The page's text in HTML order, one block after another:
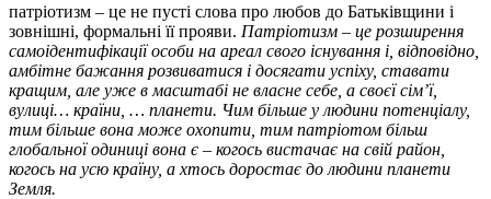
патріотизм – це не пусті слова про любов до Батьківщини і
зовнішні, формальні її прояви. Патріотизм – це розширення
самоідентифікації особи на ареал свого існування і, відповідно,
амбітне бажання розвиватися і досягати успіху, ставати
кращим, але уже в масштабі не власне себе, а своєї сім’ї,
вулиці… країни, … планети. Чим більше у людини потенціалу,
тим більше вона може охопити, тим патріотом більш
глобальної одиниці вона є – когось вистачає на свій район,
когось на усю країну, а хтось доростає до людини планети
Земля.